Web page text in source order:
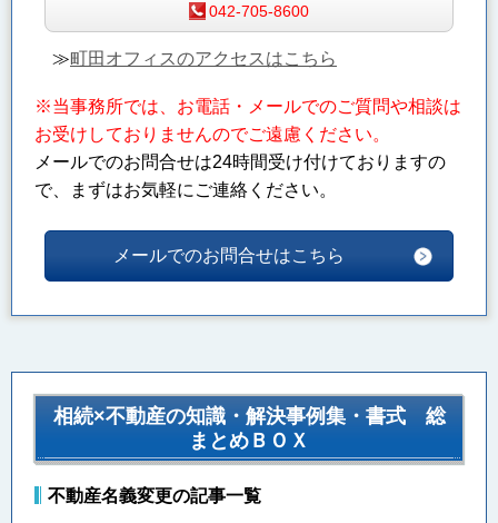
042-705-8600
≫町田オフィスのアクセスはこちら
※当事務所では、お電話・メールでのご質問や相談は
お受けしておりませんのでご遠慮ください。
メールでのお問合せは24時間受け付けておりますの
で、まずはお気軽にご連絡ください。
メールでのお問合せはこちら
相続×不動産の知識・解決事例集・書式 総
まとめＢＯＸ
不動産名義変更の記事一覧